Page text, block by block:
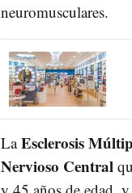
neuromusculares.
LaEsclerosis
Nervioso Central